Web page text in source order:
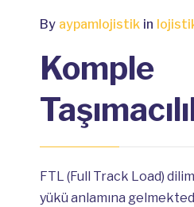
By aypamlojistik in
Komple
FTL (Full Track Load)
yükü anlamına